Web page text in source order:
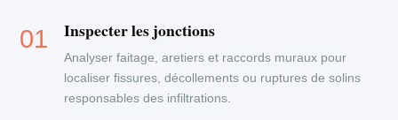
Inspecter les jonctions
Analyser faitage, aretiers et raccords muraux pour
localiser fissures, décollements ou ruptures de solins
responsables des infiltrations.